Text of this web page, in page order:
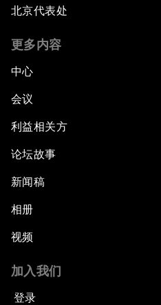
北京代表处
更多内容
中心
会议
利益相关方
论坛故事
新闻稿
相册
视频
加入我们
登录